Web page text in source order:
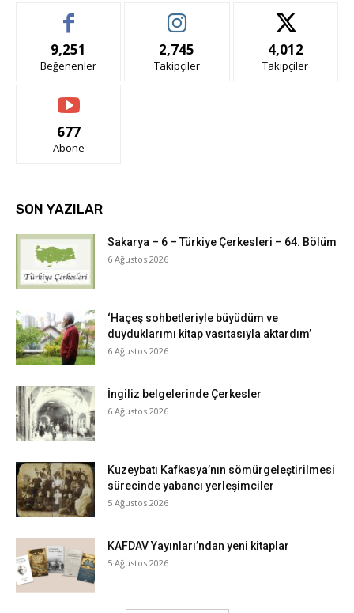
9,251
Beğenenler
2,745
Takipçiler
4,012
Takipçiler
677
Abone
SON YAZILAR
Sakarya – 6 – Türkiye Çerkesleri – 64. Bölüm
6 Ağustos 2026
‘Haçeş sohbetleriyle büyüdüm ve
duyduklarımı kitap vasıtasıyla aktardım’
6 Ağustos 2026
İngiliz belgelerinde Çerkesler
6 Ağustos 2026
Kuzeybatı Kafkasya’nın sömürgeleştirilmesi
sürecinde yabancı yerleşimciler
5 Ağustos 2026
KAFDAV Yayınları’ndan yeni kitaplar
5 Ağustos 2026